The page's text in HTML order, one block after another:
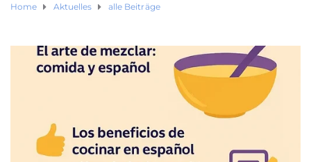
Home Aktuelles alle Beiträge